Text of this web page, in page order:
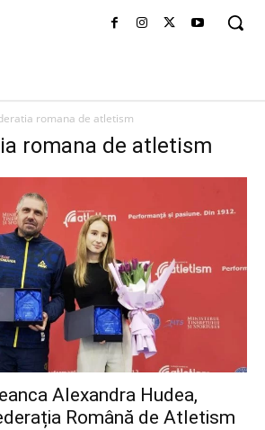
romana de atletism
romana de atletism
Alexandra Hudea,
Română de Atletism